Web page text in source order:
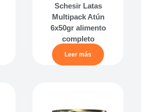
Schesir Latas
Multipack Atún
6x50gr alimento
completo
Leer más